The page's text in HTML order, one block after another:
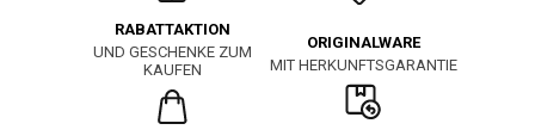
RABATTAKTION
UND GESCHENKE ZUM
KAUFEN
ORIGINALWARE
MIT HERKUNFTSGARANTIE